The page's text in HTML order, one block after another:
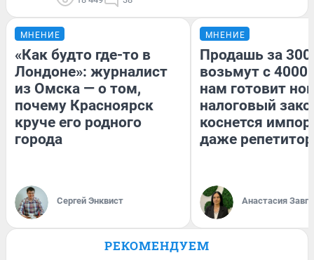
МНЕНИЕ
«Как будто где-то в
Лондоне»: журналист
из Омска — о том,
почему Красноярск
круче его родного
города
Сергей Энквист
МНЕНИЕ
Продашь за
возьмут с
нам готовит
налоговый
коснется
даже
Анастасия
РЕКОМЕНДУЕМ